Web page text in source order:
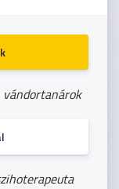
vándortanárok